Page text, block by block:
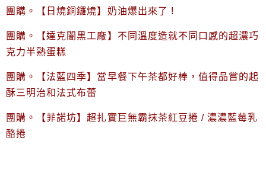
團購。【日燒銅鑼燒】奶油爆出來了 !
團購。【達克闇黑工廠】不同溫度造就不同口感的超濃巧
克力半熟蛋糕
團購。【法藍四季】當早餐下午茶都好棒，值得品嘗的起
酥三明治和法式布蕾
團購。【菲諾坊】超扎實巨無霸抹茶紅豆捲 / 濃濃藍莓乳
酪捲